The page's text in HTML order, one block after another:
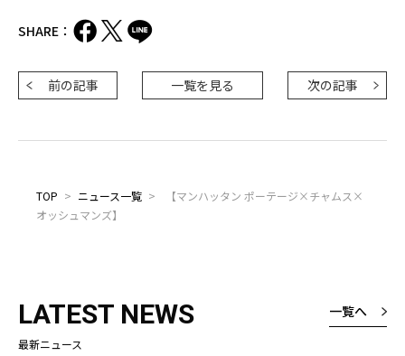
SHARE：
前の記事 一覧を見る 次の記事
TOP > ニュース一覧 >
【マンハッタン ポーテージ×チャムス×
オッシュマンズ】
LATEST NEWS
最新ニュース
一覧へ